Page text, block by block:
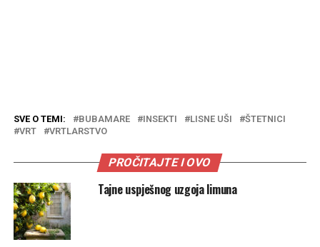
SVE O TEMI: BUBAMARE INSEKTI LISNE UŠI
ŠTETNICI
VRT
VRTLARSTVO
PROČITAJTE I OVO
Tajne uspješnog uzgoja limuna